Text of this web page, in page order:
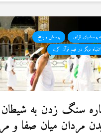
پرسشهای قرآنی
پرسش و پاسخ
دیگر در فهم قرآن کریم
سنگ زدن به
مردان میان صفا و